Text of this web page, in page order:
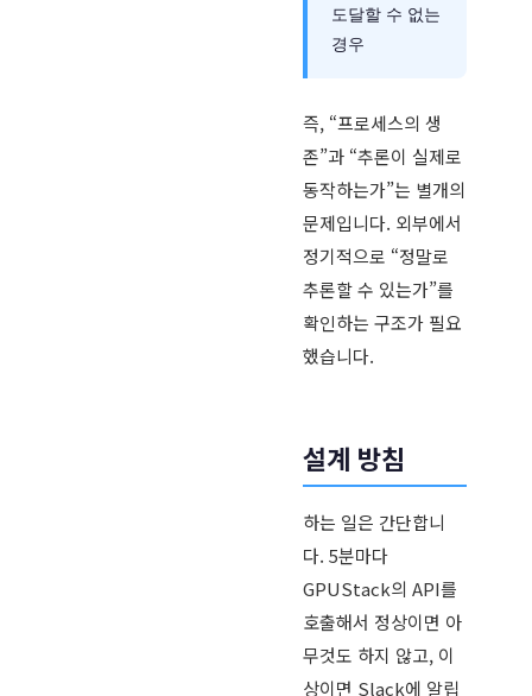
도달할 수 없는
경우
즉, “프로세스의 생
존”과 “추론이 실제로
동작하는가”는 별개의
문제입니다. 외부에서
정기적으로 “정말로
추론할 수 있는가”를
확인하는 구조가 필요
했습니다.
설계 방침
하는 일은 간단합니
다. 5분마다
GPUStack의 API를
호출해서 정상이면 아
무것도 하지 않고, 이
상이면 Slack에 알립